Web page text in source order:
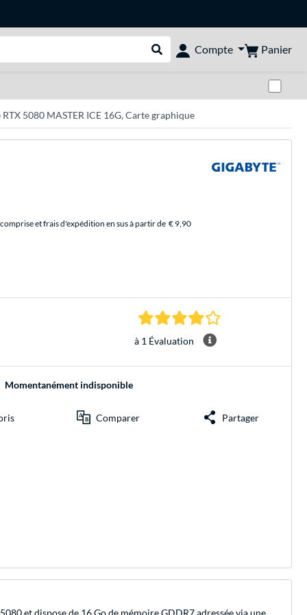
Rechercher dans le shop
Compte Panier
5080 MASTER ICE 16G, Carte graphique
et frais d'expédition en sus à partir de € 9,90
4.0 Étoiles à 1
à 1 Évaluation
Momentanément indisponible
Comparer Partager